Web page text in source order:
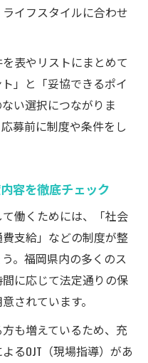
イフスタイルに合わせ
表やリストにまとめて
」と「妥協できるポイ
い選択につながりま
募前に制度や条件をし
容を徹底チェック
働くためには、「社会
支給」などの制度が整
。福岡県内の多くのス
に応じて法定通りの保
されています。
も増えているため、充
るOJT（現場指導）があ